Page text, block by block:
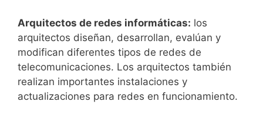
Arquitectos de redes informáticas: los
arquitectos diseñan, desarrollan, evalúan y
modifican diferentes tipos de redes de
telecomunicaciones. Los arquitectos también
realizan importantes instalaciones y
actualizaciones para redes en funcionamiento.